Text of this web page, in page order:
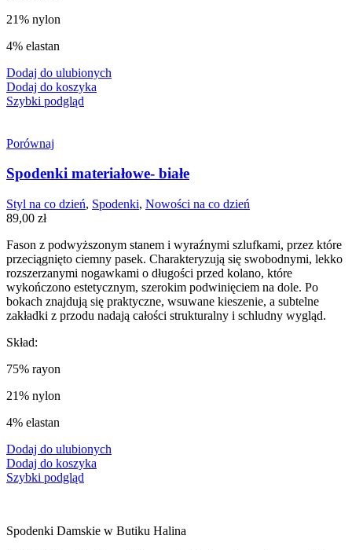
21% nylon
4% elastan
Dodaj do ulubionych
Dodaj do koszyka
Szybki podgląd
Porównaj
Spodenki materiałowe- białe
Styl na co dzień, Spodenki, Nowości na co dzień
89,00 zł
Fason z podwyższonym stanem i wyraźnymi szlufkami, przez które
przeciągnięto ciemny pasek. Charakteryzują się swobodnymi, lekko
rozszerzanymi nogawkami o długości przed kolano, które
wykończono estetycznym, szerokim podwinięciem na dole. Po
bokach znajdują się praktyczne, wsuwane kieszenie, a subtelne
zakładki z przodu nadają całości strukturalny i schludny wygląd.
Skład:
75% rayon
21% nylon
4% elastan
Dodaj do ulubionych
Dodaj do koszyka
Szybki podgląd
Spodenki Damskie w Butiku Halina